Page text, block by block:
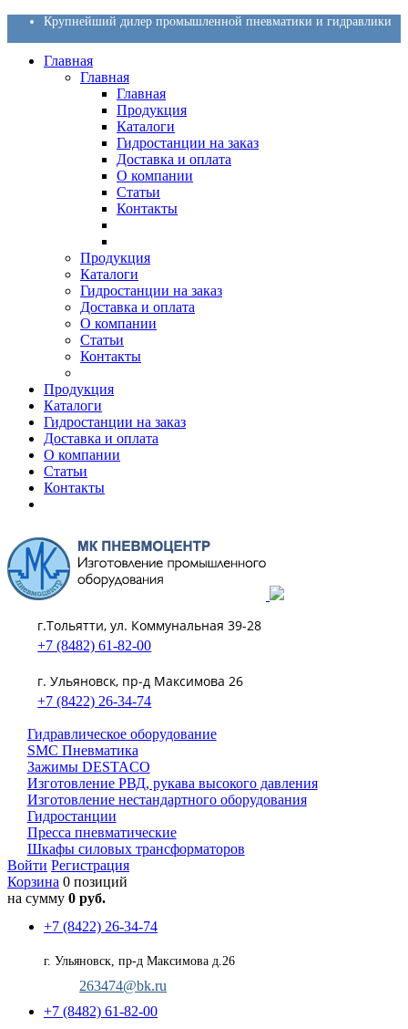
Крупнейший дилер промышленной пневматики и гидравлики
Главная
Главная
Главная
Продукция
Каталоги
Гидростанции на заказ
Доставка и оплата
О компании
Статьи
Контакты
Продукция
Каталоги
Гидростанции на заказ
Доставка и оплата
О компании
Статьи
Контакты
Продукция
Каталоги
Гидростанции на заказ
Доставка и оплата
О компании
Статьи
Контакты
г.Тольятти, ул. Коммунальная 39-28
+7 (8482) 61-82-00
г. Ульяновск, пр-д Максимова 26
+7 (8422) 26-34-74
Гидравлическое оборудование
SMC Пневматика
Зажимы DESTACO
Изготовление РВД, рукава высокого давления
Изготовление нестандартного оборудования
Гидростанции
Пресса пневматические
Шкафы силовых трансформаторов
Войти Регистрация
Корзина 0 позиций
на сумму 0 руб.
+7 (8422) 26-34-74
г. Ульяновск, пр-д Максимова д.26
263474@bk.ru
+7 (8482) 61-82-00